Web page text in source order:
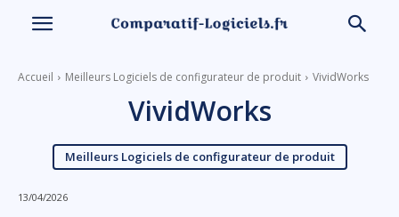
Accueil Meilleurs Logiciels de configurateur de produit VividWorks
VividWorks
Meilleurs Logiciels de configurateur de produit
13/04/2026